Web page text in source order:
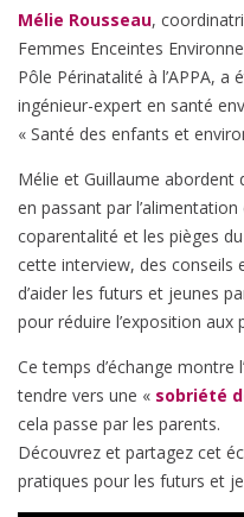
Mélie Rousseau,
Femmes Enceintes
Pôle Périnatalité à l’APPA,
ingénieur-expert en santé
« Santé des enfants et
Mélie et Guillaume abordent
en passant par
coparentalité et les pièges
cette interview, des conseils
d’aider les futurs et jeunes
pour réduire l’exposition
Ce temps d’échange montre
tendre vers une « sobriété
cela passe par les parents.
Découvrez et partagez cet
pratiques pour les futurs et